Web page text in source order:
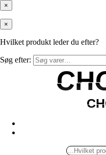
×
×
Hvilket produkt leder du efter?
Søg efter: